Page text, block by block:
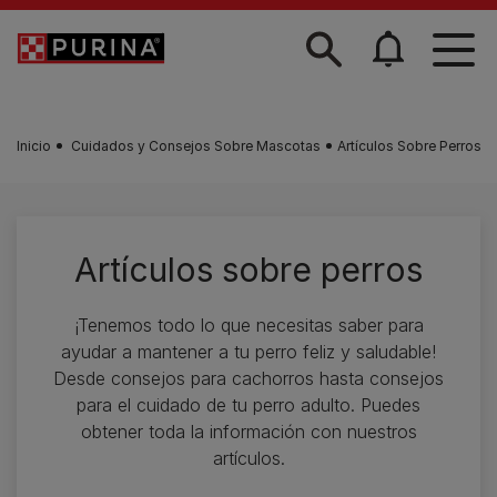
Skip to main content
Inicio Cuidados y Consejos Sobre Mascotas Artículos Sobre Perros
Artículos sobre perros
¡Tenemos todo lo que necesitas saber para
ayudar a mantener a tu perro feliz y saludable!
Desde consejos para cachorros hasta consejos
para el cuidado de tu perro adulto. Puedes
obtener toda la información con nuestros
artículos.